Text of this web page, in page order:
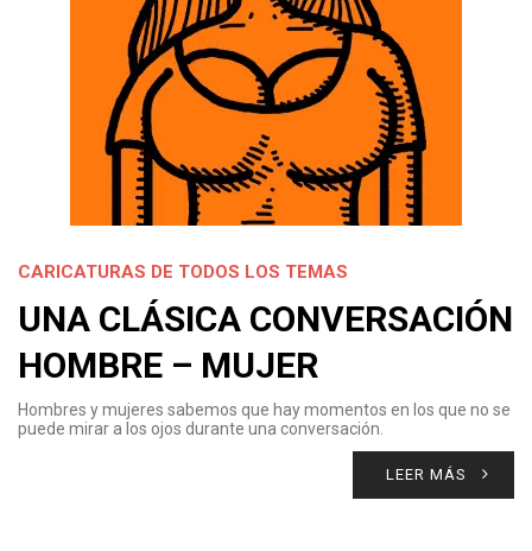
CARICATURAS DE TODOS LOS TEMAS
UNA CLÁSICA CONVERSACIÓN
HOMBRE – MUJER
Hombres y mujeres sabemos que hay momentos en los que no se
puede mirar a los ojos durante una conversación.
LEER MÁS